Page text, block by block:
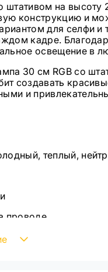
штативом на высоту
конструкцию и
для селфи и
кадре.
освещение в
30 см RGB со
создавать
и
теплый,
проводе
ноутбука,